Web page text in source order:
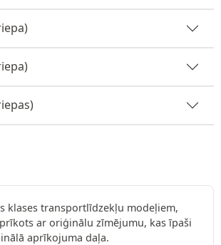
klases transportlīdzekļu modeļiem,
ar oriģinālu zīmējumu, kas īpaši
aprīkojuma daļa.